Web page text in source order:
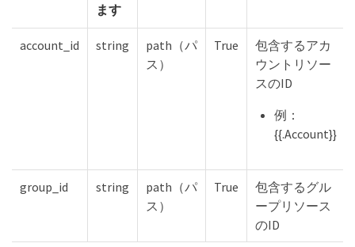
ます
account_id string
path（パ
ス）
True
包含するアカ
ウントリソー
スのID
例：
{{.Account}}
group_id string
path（パ
ス）
True
包含するグル
ープリソース
のID